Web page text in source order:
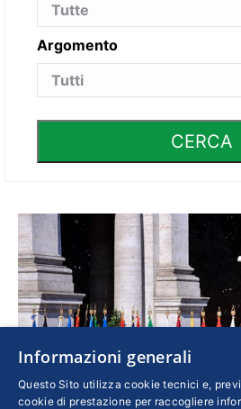
Argomento
Informazioni generali
Questo Sito utilizza cookie tecnici e,
cookie di prestazione per raccogliere